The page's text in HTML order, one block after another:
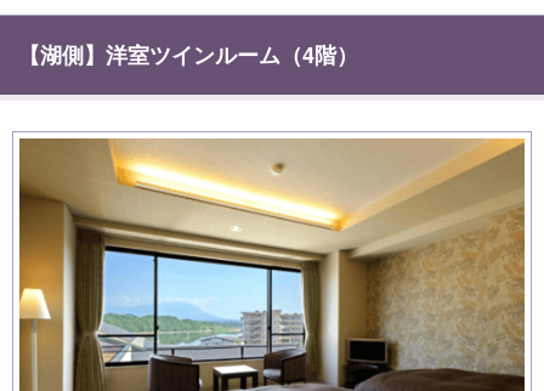
【湖側】洋室ツインルーム（4階）